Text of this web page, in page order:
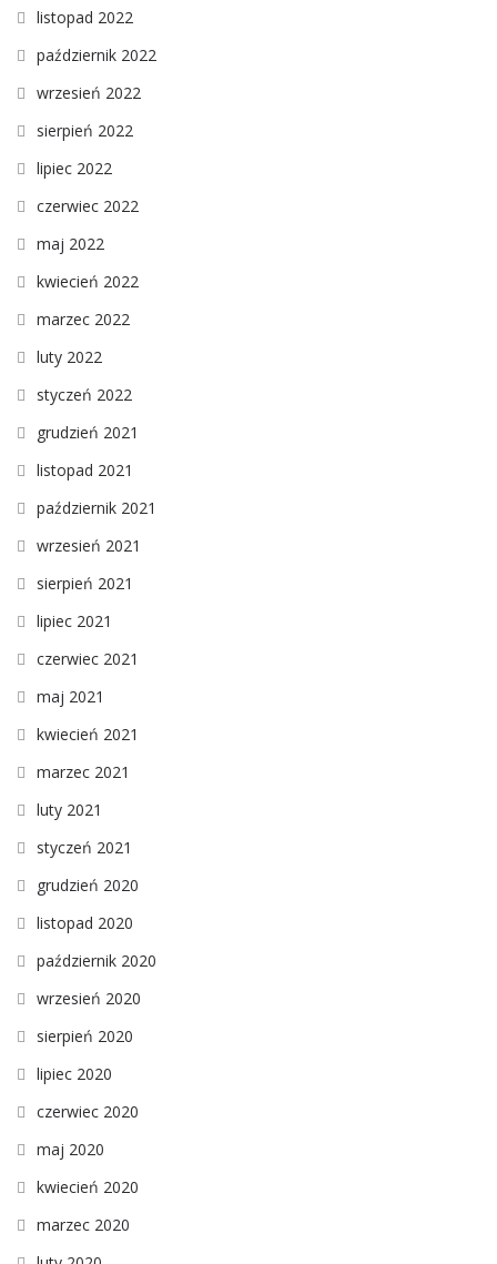
listopad 2022
październik 2022
wrzesień 2022
sierpień 2022
lipiec 2022
czerwiec 2022
maj 2022
kwiecień 2022
marzec 2022
luty 2022
styczeń 2022
grudzień 2021
listopad 2021
październik 2021
wrzesień 2021
sierpień 2021
lipiec 2021
czerwiec 2021
maj 2021
kwiecień 2021
marzec 2021
luty 2021
styczeń 2021
grudzień 2020
listopad 2020
październik 2020
wrzesień 2020
sierpień 2020
lipiec 2020
czerwiec 2020
maj 2020
kwiecień 2020
marzec 2020